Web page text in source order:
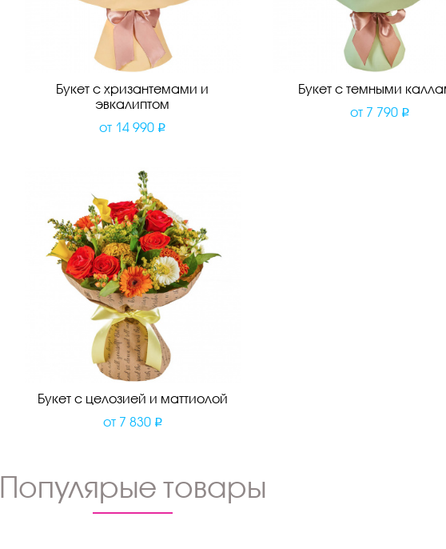
Букет с хризантемами и
эвкалиптом
от 14 990
Букет с темными
от 7 790
Букет с целозией и маттиолой
от 7 830
Популярые товары